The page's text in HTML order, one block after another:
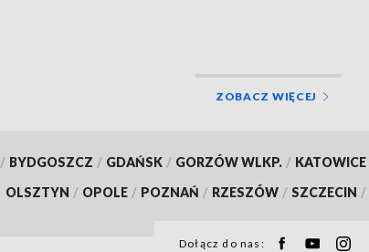
ZOBACZ WIĘCEJ
/ BYDGOSZCZ / GDAŃSK / GORZÓW WLKP. / KATOWICE
OLSZTYN / OPOLE / POZNAŃ / RZESZÓW / SZCZECIN /
Dołącz do nas: